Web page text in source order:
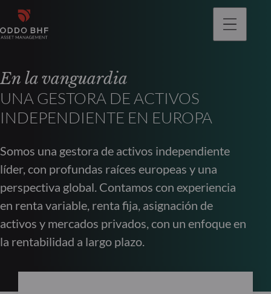
En la vanguardia
UNA GESTORA DE ACTIVOS
INDEPENDIENTE EN EUROPA
Somos una gestora de activos independiente
líder, con profundas raíces europeas y una
perspectiva global. Contamos con experiencia
en renta variable, renta fija, asignación de
activos y mercados privados, con un enfoque en
la rentabilidad a largo plazo.